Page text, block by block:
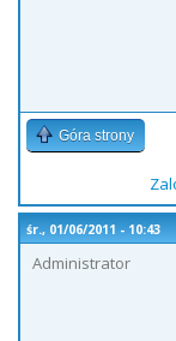
Góra strony
śr., 01/06/2011 - 10:43
Administrator